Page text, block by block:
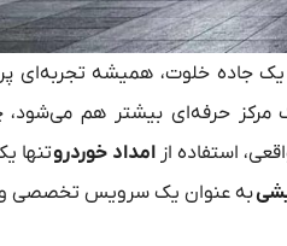
یک جاده خلوت، همیشه تجربه‌ای
مرکز حرفه‌ای بیشتر هم می‌شود،
استفاده ازامداد خوردروتنها
به عنوان یک سرویس تخصصی و